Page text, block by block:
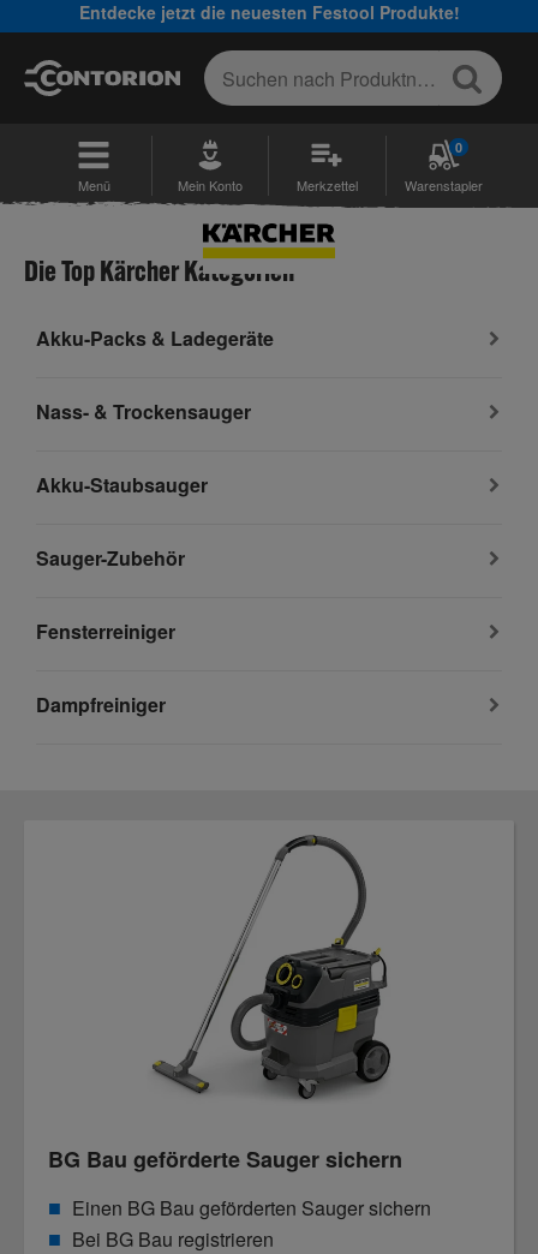
Entdecke jetzt die neuesten Festool Produkte!
Menü Mein Konto Merkzettel
0
Warenstapler
Die Top Kärcher Kategorien
Akku-Packs & Ladegeräte
Nass- & Trockensauger
Akku-Staubsauger
Sauger-Zubehör
Fensterreiniger
Dampfreiniger
BG Bau geförderte Sauger sichern
Einen BG Bau geförderten Sauger sichern
Bei BG Bau registrieren